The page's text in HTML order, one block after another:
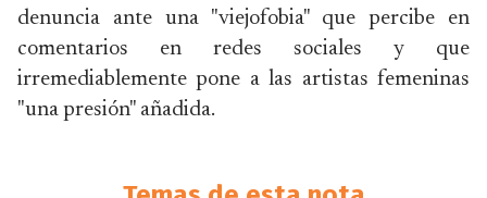
denuncia ante una "viejofobia" que percibe en
comentarios en redes sociales y que
irremediablemente pone a las artistas femeninas
"una presión" añadida.